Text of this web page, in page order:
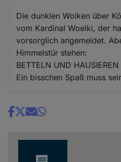
Die dunklen Wolken über
vom Kardinal Woelki, der
vorsorglich angemeldet.
Himmelstür stehen:
BETTELN UND HAUSIEREN
Ein bisschen Spaß muss
Share